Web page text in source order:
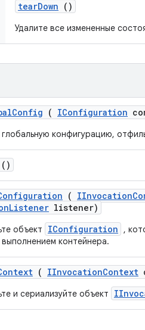
tearDown ()
Удалите все измененные
Config ( IConfiguration
глобальную конфигурацию,
()
( IInvocation
Listener listener)
объект IConfiguration
,
выполнением контейнера.
( IInvocationContext
и сериализуйте объект